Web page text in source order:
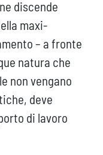
discende
maxi-
– a fronte
natura che
non vengano
deve
di lavoro